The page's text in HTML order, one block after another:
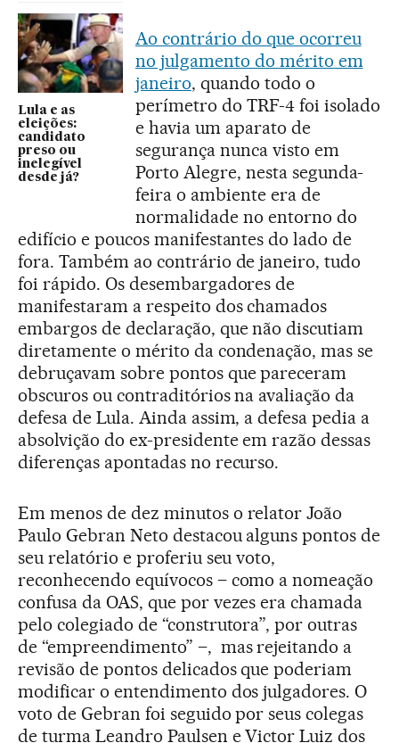
Lula e as
eleições:
candidato
preso ou
inelegível
desde já?
Ao contrário do que ocorreu
no julgamento do mérito em
janeiro, quando todo o
perímetro do TRF-4 foi isolado
e havia um aparato de
segurança nunca visto em
Porto Alegre, nesta segunda-
feira o ambiente era de
normalidade no entorno do
edifício e poucos manifestantes do lado de
fora. Também ao contrário de janeiro, tudo
foi rápido. Os desembargadores de
manifestaram a respeito dos chamados
embargos de declaração, que não discutiam
diretamente o mérito da condenação, mas se
debruçavam sobre pontos que pareceram
obscuros ou contraditórios na avaliação da
defesa de Lula. Ainda assim, a defesa pedia a
absolvição do ex-presidente em razão dessas
diferenças apontadas no recurso.
Em menos de dez minutos o relator João
Paulo Gebran Neto destacou alguns pontos de
seu relatório e proferiu seu voto,
reconhecendo equívocos – como a nomeação
confusa da OAS, que por vezes era chamada
pelo colegiado de “construtora”, por outras
de “empreendimento” –, mas rejeitando a
revisão de pontos delicados que poderiam
modificar o entendimento dos julgadores. O
voto de Gebran foi seguido por seus colegas
de turma Leandro Paulsen e Victor Luiz dos